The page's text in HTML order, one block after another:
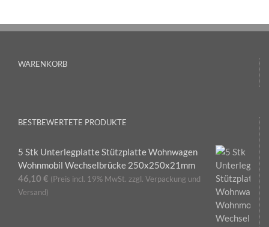
WARENKORB
BESTBEWERTETE PRODUKTE
5 Stk Unterlegplatte Stützplatte Wohnwagen
Wohnmobil Wechselbrücke 250x250x21mm
46,10 € (Preis incl. 19% MwSt. zzgl. Verpackung und
Versand)